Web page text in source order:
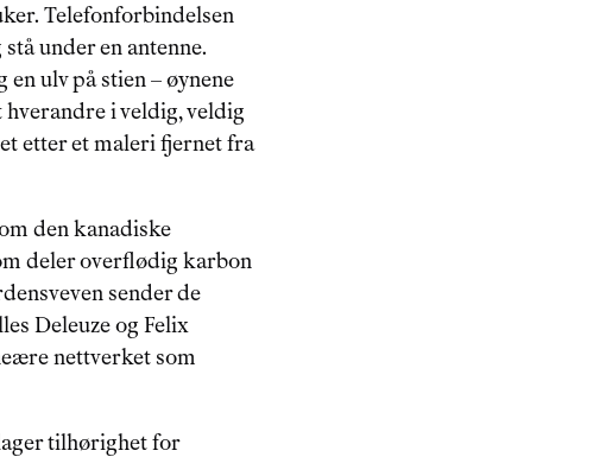
Telefonforbindelsen
under en antenne.
ulv på stien – øynene
hverandre i veldig, veldig
etter et maleri fjernet fra
den kanadiske
deler overflødig karbon
sender de
Deleuze og Felix
nettverket som
tilhørighet for